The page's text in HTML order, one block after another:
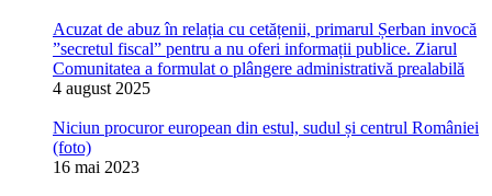
Acuzat de abuz în relația cu cetățenii, primarul Șerban invocă
”secretul fiscal” pentru a nu oferi informații publice. Ziarul
Comunitatea a formulat o plângere administrativă prealabilă
4 august 2025
Niciun procuror european din estul, sudul și centrul României
(foto)
16 mai 2023